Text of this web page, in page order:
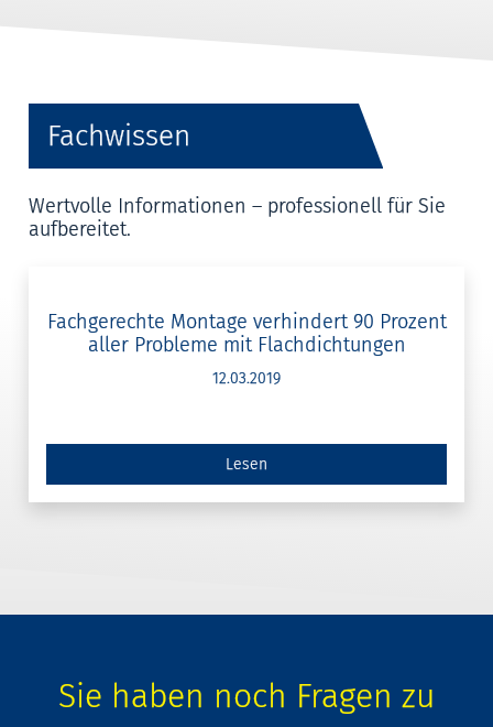
Fachwissen
Wertvolle Informationen – professionell für Sie
aufbereitet.
Fachgerechte Montage verhindert 90 Prozent
aller Probleme mit Flachdichtungen
12.03.2019
Lesen
Sie haben noch Fragen zu